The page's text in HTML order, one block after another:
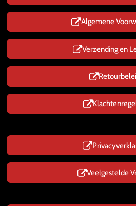
p
p
Algemene
Verzending en
Veelgestelde